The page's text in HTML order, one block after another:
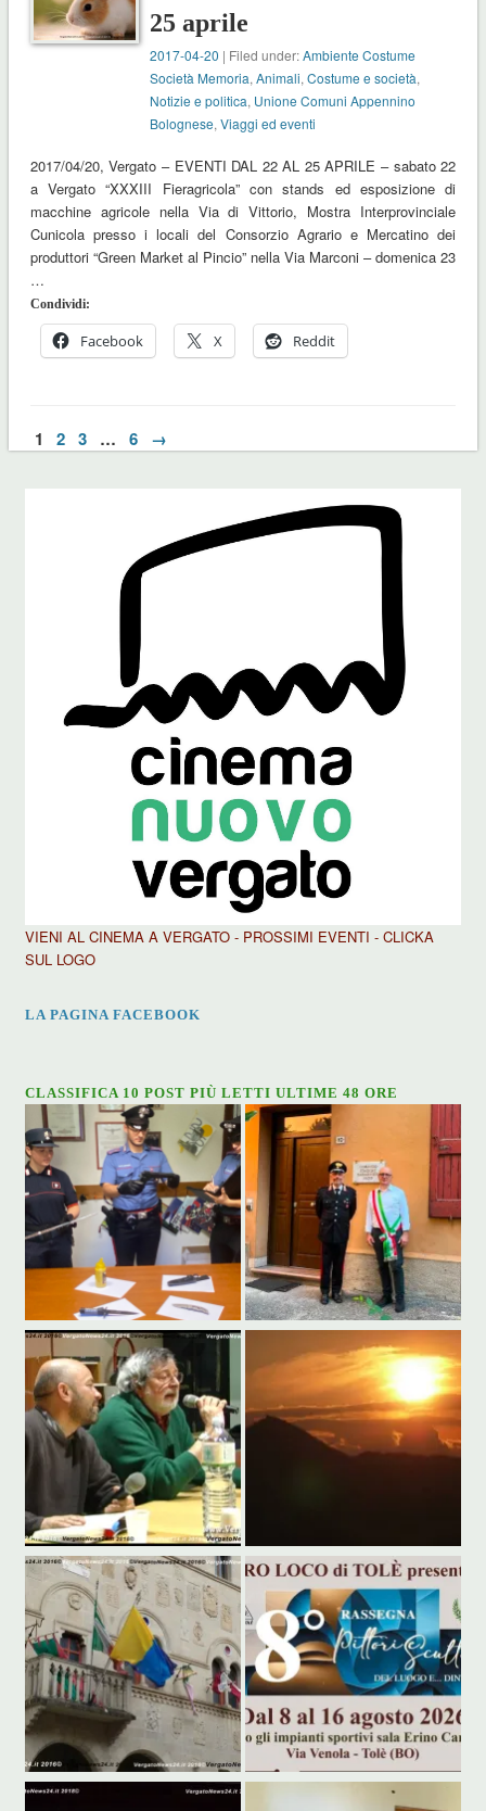
25 aprile
2017-04-20 | Filed under:Ambiente Costume
Società Memoria,Animali,Costume e società,
Notizie e politica, Unione Comuni Appennino
Bolognese,Viaggi ed eventi
2017/04/20, Vergato – EVENTI DAL 22 AL 25 APRILE – sabato 22
a Vergato “XXXIII Fieragricola” con stands ed esposizione di
macchine agricole nella Via di Vittorio, Mostra Interprovinciale
Cunicola presso i locali del Consorzio Agrario e Mercatino dei
produttori “Green Market al Pincio” nella Via Marconi – domenica 23
…
Condividi:
Facebook X Reddit
1 2 3 … 6 →
VIENI AL CINEMA A VERGATO - PROSSIMI EVENTI - CLICKA
SUL LOGO
LA PAGINA FACEBOOK
CLASSIFICA 10 POST PIÙ LETTI ULTIME 48 ORE